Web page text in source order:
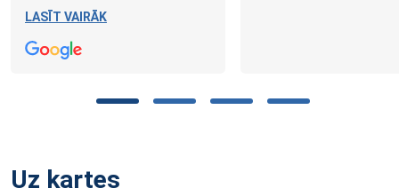
LASĪT VAIRĀK
Uz kartes